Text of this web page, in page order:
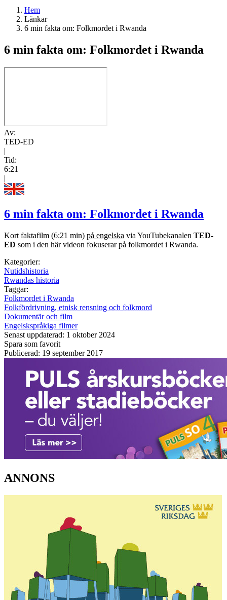
Hem
Länkar
6 min fakta om: Folkmordet i Rwanda
6 min fakta om: Folkmordet i Rwanda
Av:
TED-ED
|
Tid:
6:21
|
6 min fakta om: Folkmordet i Rwanda
Kort faktafilm (6:21 min) på engelska via YouTubekanalen TED-
ED som i den här videon fokuserar på folkmordet i Rwanda.
Kategorier:
Nutidshistoria
Rwandas historia
Taggar:
Folkmordet i Rwanda
Folkfördrivning, etnisk rensning och folkmord
Dokumentär och film
Engelskspråkiga filmer
Senast uppdaterad: 1 oktober 2024
Spara som favorit
Publicerad: 19 september 2017
ANNONS